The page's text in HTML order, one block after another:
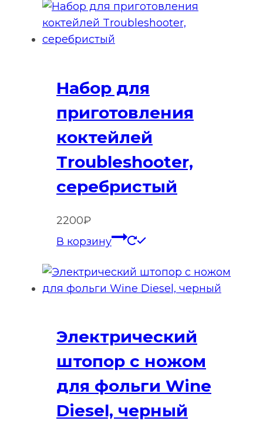
Набор для
приготовления
коктейлей
Troubleshooter,
серебристый
2200₽
В корзину
Электрический
штопор с ножом
для фольги Wine
Diesel, черный